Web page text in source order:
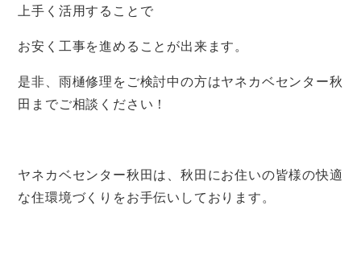
上手く活用することで
お安く工事を進めることが出来ます。
是非、雨樋修理をご検討中の方はヤネカベセンター秋
田までご相談ください！
ヤネカベセンター秋田は、秋田にお住いの皆様の快適
な住環境づくりをお手伝いしております。